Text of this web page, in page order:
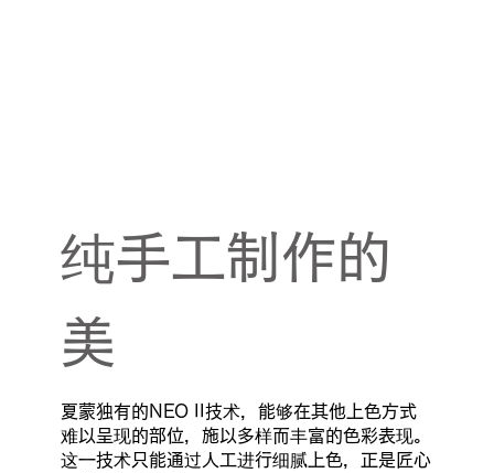
纯手工制作的
美
夏蒙独有的NEO II技术，能够在其他上色方式
难以呈现的部位，施以多样而丰富的色彩表现。
这一技术只能通过人工进行细腻上色，正是匠心